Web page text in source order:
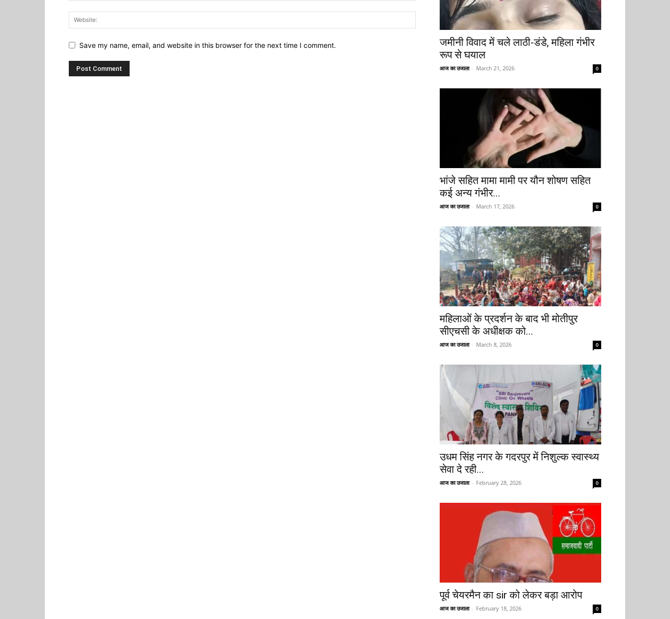
Save my name, email, and website in this browser for the next time I comment.
जमीनी विवाद में चले लाठी-डंडे, महिला गंभीर
रूप से घयाल
आज का उजाला - March 21, 2026 0
भांजे सहित मामा मामी पर यौन शोषण सहित
कई अन्य गंभीर...
आज का उजाला - March 17, 2026 0
महिलाओं के प्रदर्शन के बाद भी मोतीपुर
सीएचसी के अधीक्षक को...
आज का उजाला - March 8, 2026 0
उधम सिंह नगर के गदरपुर में निशुल्क स्वास्थ्य
सेवा दे रही...
आज का उजाला - February 28, 2026 0
पूर्व चेयरमैन का sir को लेकर बड़ा आरोप
आज का उजाला - February 18, 2026 0